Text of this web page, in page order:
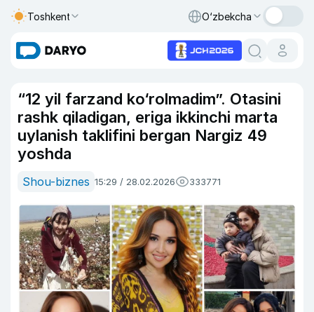
Toshkent O‘zbekcha
“12 yil farzand ko‘rolmadim”. Otasini
rashk qiladigan, eriga ikkinchi marta
uylanish taklifini bergan Nargiz 49
yoshda
Shou-biznes 15:29 / 28.02.2026 333771